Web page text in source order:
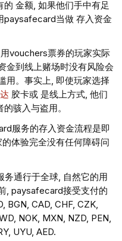
⾦额, 如果他们⼿中有⾜
paysafecard当做 存⼊资⾦
vouchers票券的玩家实际
⾦到线上赌场时没有⻛险会
⽤。事实上, 即使玩家选择
胶卡或 是线上⽅式, 他们
骇⼊与盗⽤。
服务的存⼊资⾦流程是即
体验完全没有任何障碍问
务通⾏于全球, ⾃然它的⽤
, paysafecard接受⽀付的
BGN, CAD, CHF, CZK,
NOK, MXN, NZD, PEN,
UYU, AED.